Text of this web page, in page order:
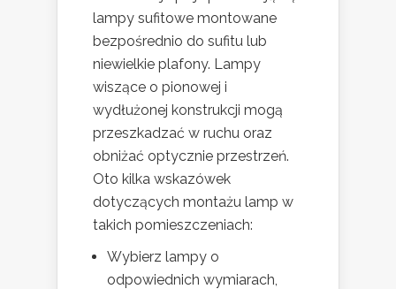
lampy sufitowe montowane
bezpośrednio do sufitu lub
niewielkie plafony. Lampy
wiszące o pionowej i
wydłużonej konstrukcji mogą
przeszkadzać w ruchu oraz
obniżać optycznie przestrzeń.
Oto kilka wskazówek
dotyczących montażu lamp w
takich pomieszczeniach:
Wybierz lampy o
odpowiednich wymiarach,